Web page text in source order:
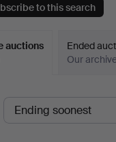
to this search
auctions
Ended
Our